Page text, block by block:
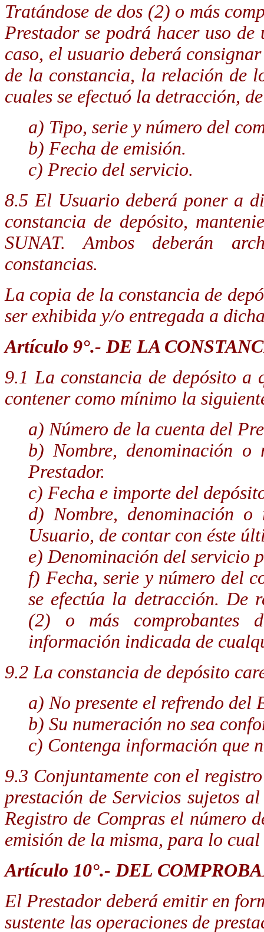
Tratándose de dos (2) o más
Prestador se podrá hacer uso
caso, el usuario deberá
de la constancia, la relación de
cuales se efectuó la detracción,
a) Tipo, serie y número del
b) Fecha de emisión.
c) Precio del servicio.
8.5 El Usuario deberá poner a
constancia de depósito,
SUNAT. Ambos deberán
constancias.
La copia de la constancia de
ser exhibida y/o entregada a
Artículo 9°.- DE LA
9.1 La constancia de depósito
contener como mínimo la
a) Número de la cuenta del
b) Nombre, denominación
Prestador.
c) Fecha e importe del
d) Nombre, denominación
Usuario, de contar con éste
e) Denominación del servicio
f) Fecha, serie y número del
se efectúa la detracción. De
(2) o más comprobantes
información indicada de
9.2 La constancia de depósito
a) No presente el refrendo del
b) Su numeración no sea
c) Contenga información que
9.3 Conjuntamente con el
prestación de Servicios sujetos
Registro de Compras el número
emisión de la misma, para lo
Artículo 10°.- DEL
El Prestador deberá emitir en
sustente las operaciones de